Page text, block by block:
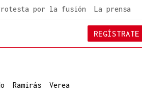
por la fusión La prensa
REGÍSTRATE
Ramirás Verea